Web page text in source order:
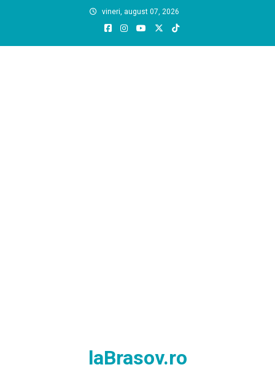
vineri, august 07, 2026
laBrasov.ro